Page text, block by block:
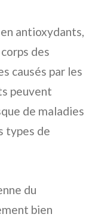
antioxydants,
des
causés par les
peuvent
de maladies
types de
du
bien